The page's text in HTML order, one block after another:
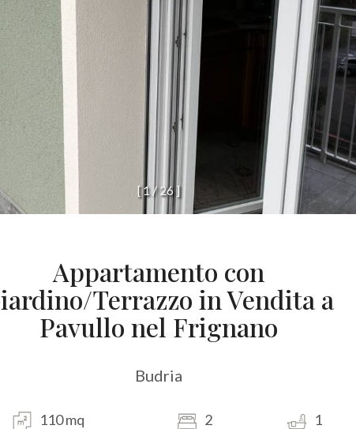
[ 1 / 26 ]
Appartamento con
Terrazzo in Vendita a
Pavullo nel Frignano
Budria
110 mq 2 1